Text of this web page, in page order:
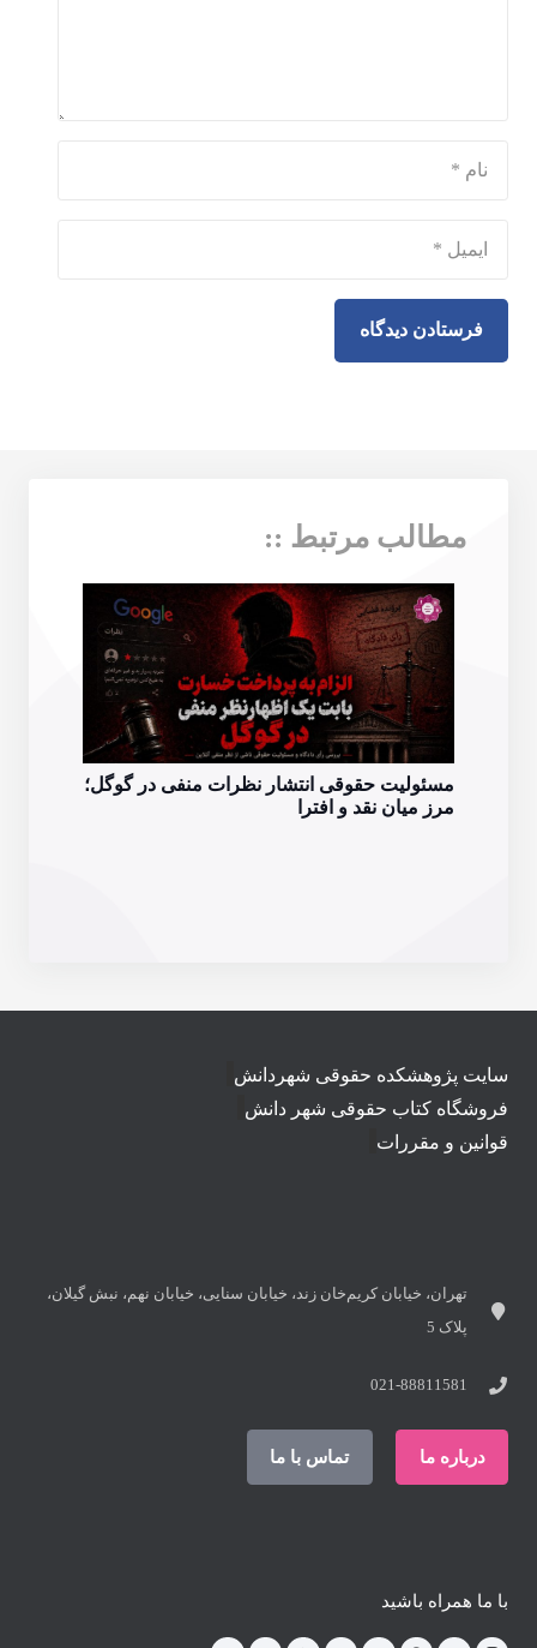
فرستادن دیدگاه
مطالب مرتبط ::
مسئولیت حقوقی انتشار نظرات منفی در گوگل؛
مرز میان نقد و افترا
سایت پژوهشکده حقوقی شهردانش
فروشگاه کتاب حقوقی شهر دانش
قوانین و مقررات
تهران، خیابان کریم‌خان زند، خیابان سنایی، خیابان نهم، نبش گیلان،
پلاک 5
021-88811581
درباره ما تماس با ما
با ما همراه باشید